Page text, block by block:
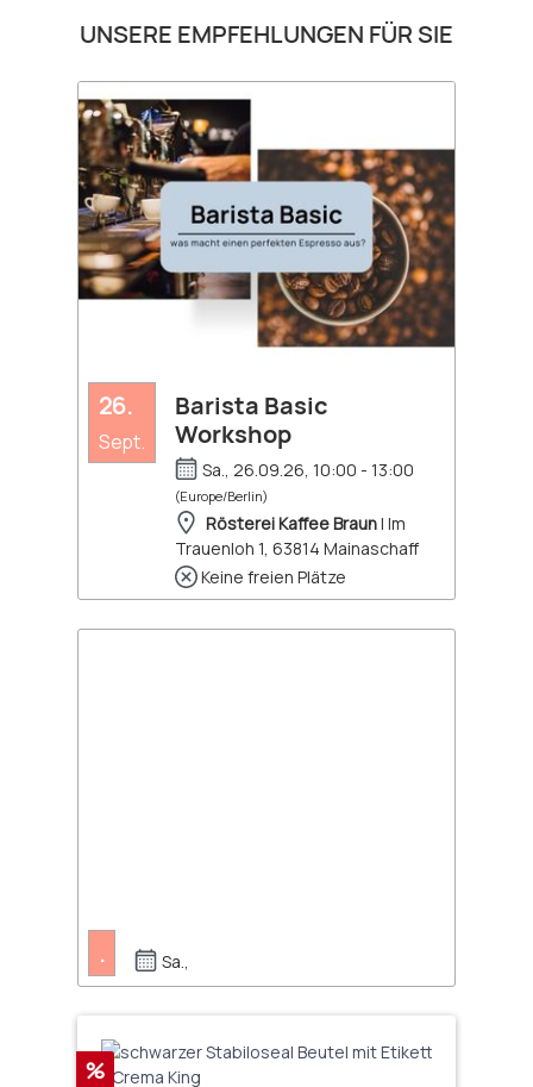
Produktgalerie überspringen
UNSERE EMPFEHLUNGEN FÜR SIE
26.
Sept.
Barista Basic
Workshop
Sa., 26.09.26, 10:00 - 13:00
(Europe/Berlin)
Rösterei Kaffee Braun| Im
Trauenloh 1, 63814 Mainaschaff
Keine freien Plätze
. Sa.,
Rabatt
%